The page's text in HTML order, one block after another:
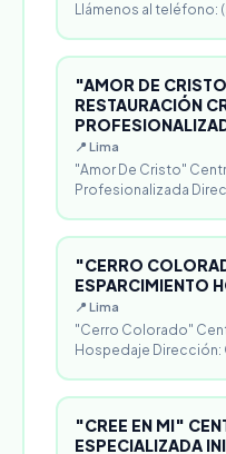
Llámenos al teléfono:
"AMOR DE
RESTAURACIÓN
📍 Lima
"Amor De Cristo"
Profesionalizada
"CERRO
ESPARCIMIENTO
📍 Lima
"Cerro Colorado"
Hospedaje Dirección:
"CREE EN MI"
ESPECIALIZADA